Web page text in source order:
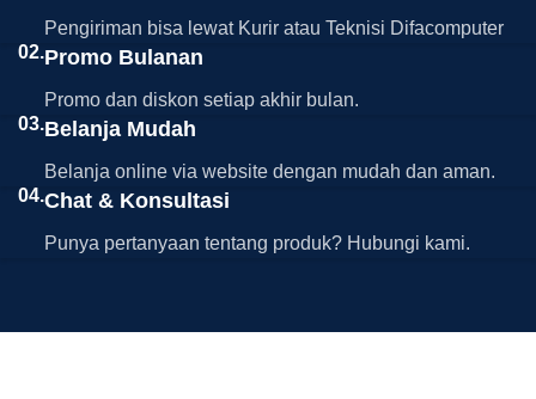
Pengiriman bisa lewat Kurir atau Teknisi Difacomputer
02.Promo Bulanan
Promo dan diskon setiap akhir bulan.
03.Belanja Mudah
Belanja online via website dengan mudah dan aman.
04.Chat & Konsultasi
Punya pertanyaan tentang produk? Hubungi kami.